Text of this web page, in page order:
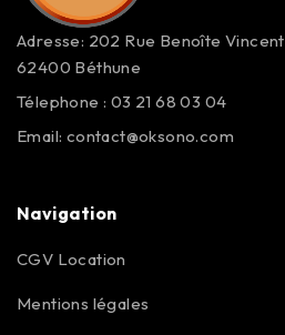
Adresse: 202 Rue Benoîte Vincent
62400 Béthune
Télephone : 03 21 68 03 04
Email: contact@oksono.com
Navigation
CGV Location
Mentions légales